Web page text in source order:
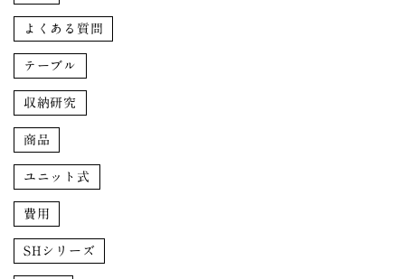
よくある質問
テーブル
収納研究
商品
ユニット式
費用
SHシリーズ